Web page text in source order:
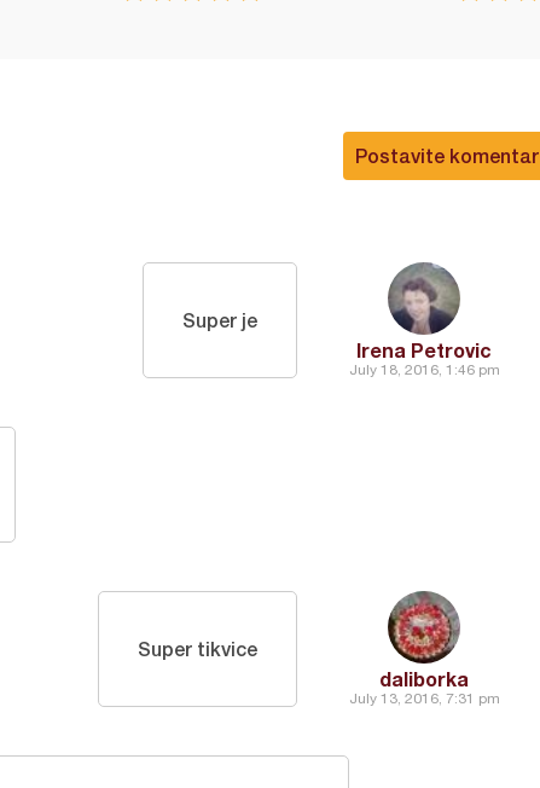
Postavite komentar
Irena Petrovic
July 18, 2016, 1:46 pm
Super je
daliborka
July 13, 2016, 7:31 pm
Super tikvice